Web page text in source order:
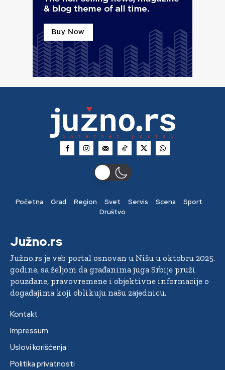
Početna Grad Region Svet Servis Scena
Sport
Društvo
Južno.rs
Južno.rs je veb portal osnovan u Nišu u oktobru 2025.
godine, sa željom da građanima juga Srbije pruži
pouzdane, pravovremene i objektivne informacije o
događajima koji oblikuju našu zajednicu.
Kontakt
Impressum
Uslovi korišćenja
Politika privatnosti